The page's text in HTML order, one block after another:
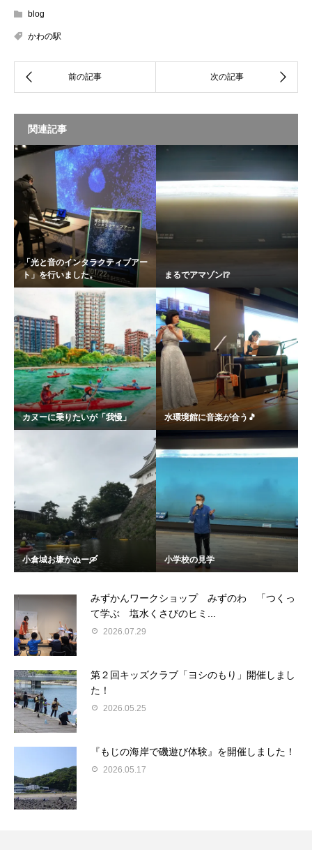
blog
かわの駅
関連記事
「光と音のインタラクティブアー
ト」を行いました。
まるでアマゾン❕❔
カヌーに乗りたいが「我慢」 水環境館に音楽が合う🎵
小倉城お壕かぬー🛶 小学校の見学
みずかんワークショップ みずのわ 「つくっ
て学ぶ 塩水くさびのヒミ...
2026.07.29
第２回キッズクラブ「ヨシのもり」開催しまし
た！
2026.05.25
『もじの海岸で磯遊び体験』を開催しました！
2026.05.17